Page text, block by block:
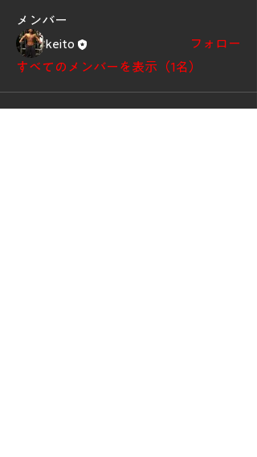
メンバー
keito
フォロー
すべてのメンバーを表示（1名）